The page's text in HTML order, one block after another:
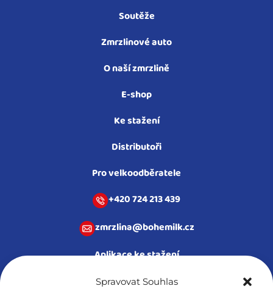
Spravovat Souhlas
Soutěže
Zmrzlinové auto
O naší zmrzlině
E-shop
Ke stažení
Distributoři
Pro velkoodběratele
+420 724 213 439​
zmrzlina@bohemilk.cz
Aplikace ke stažení